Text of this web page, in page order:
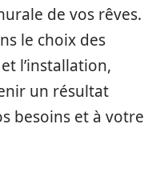
de vos rêves.
le choix des
l’installation,
un résultat
besoins et à votre